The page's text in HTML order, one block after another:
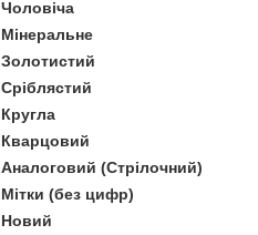
Чоловіча
Мінеральне
Золотистий
Сріблястий
Кругла
Кварцовий
Аналоговий (Стрілочний)
Мітки (без цифр)
Новий